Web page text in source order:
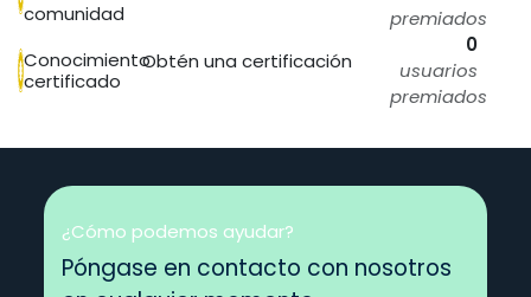
comunidad
premiados
Conocimiento
certificado
Obtén una certificación
0
usuarios
premiados
¿Cómo podemos ayudar?
Póngase en contacto con nosotros